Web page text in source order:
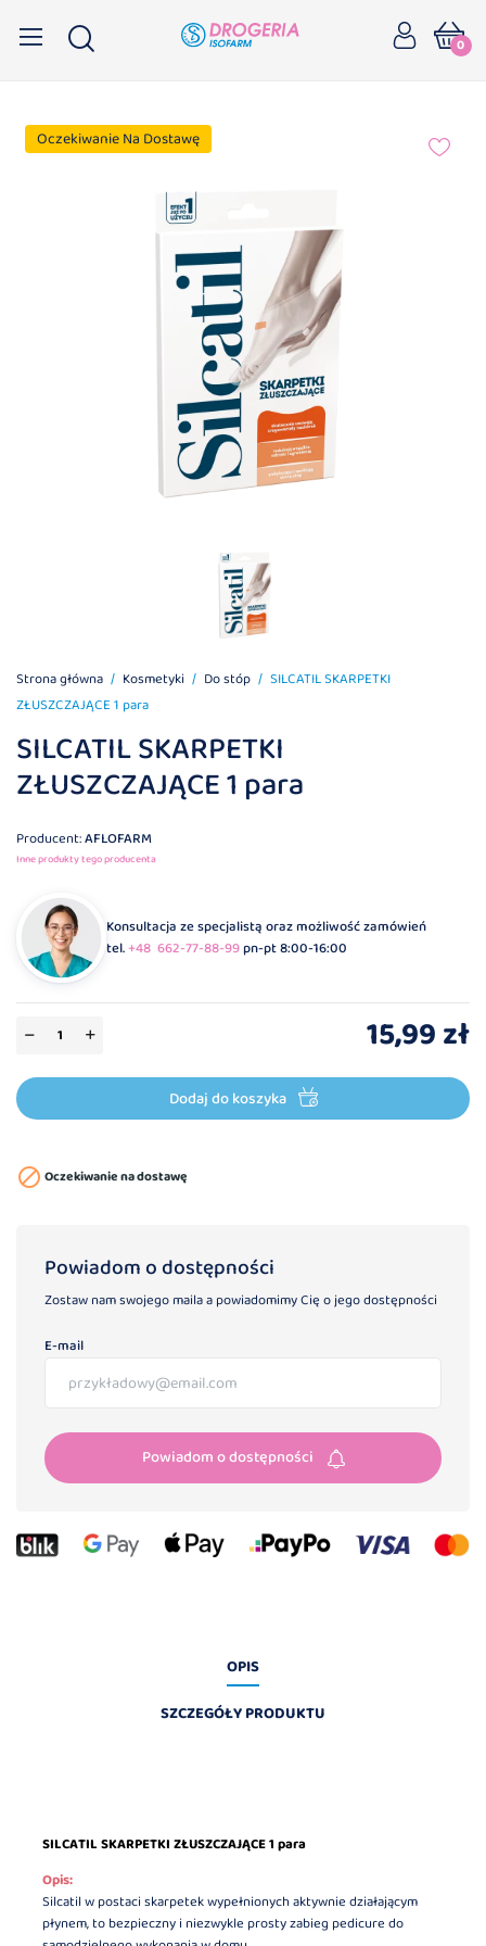
0
Oczekiwanie Na Dostawę
Strona główna Kosmetyki Do stóp
SILCATIL SKARPETKI
ZŁUSZCZAJĄCE 1 para
SILCATIL SKARPETKI
ZŁUSZCZAJĄCE 1 para
Producent:AFLOFARM
Inne produkty tego producenta
Konsultacja ze specjalistą oraz możliwość zamówień
tel.+48 662-77-88-99pn-pt 8:00-16:00
15,99 zł
Dodaj do koszyka
 Oczekiwanie na dostawę
Powiadom o dostępności
Zostaw nam swojego maila a powiadomimy Cię o jego dostępności
E-mail
Powiadom o dostępności
OPIS
SZCZEGÓŁY PRODUKTU
SILCATIL SKARPETKI ZŁUSZCZAJĄCE 1 para
Opis:
Silcatil w postaci skarpetek wypełnionych aktywnie działającym
płynem, to bezpieczny i niezwykle prosty zabieg pedicure do